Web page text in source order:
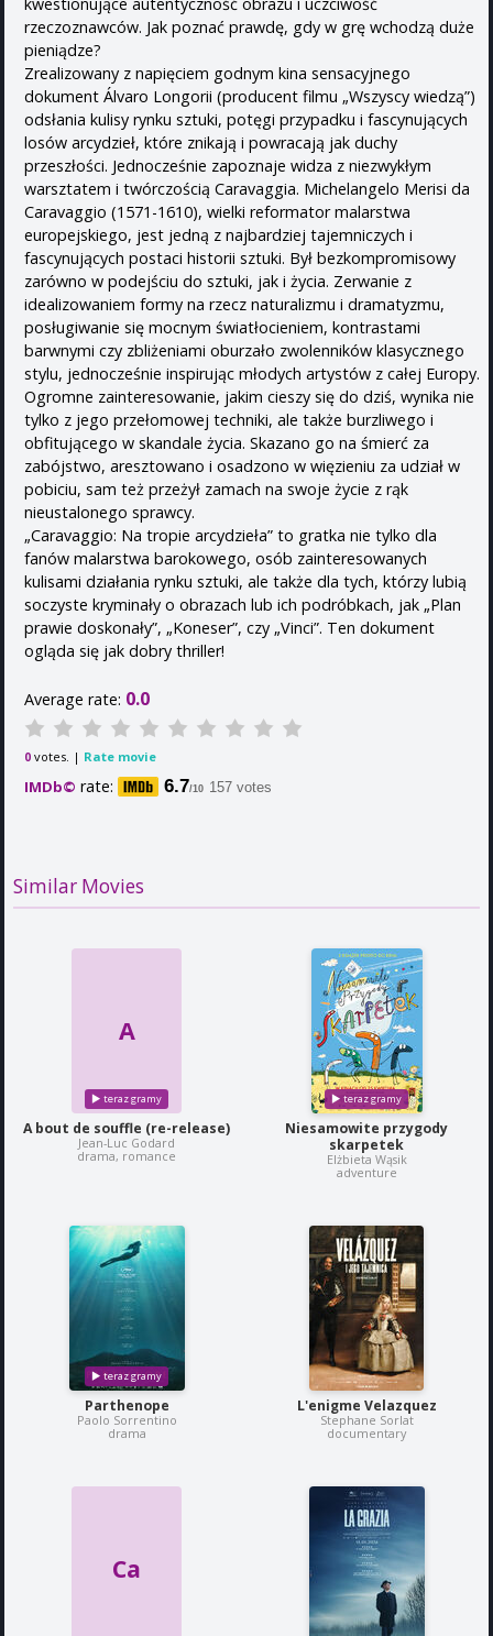
rzeczoznawców. Jak poznać prawdę, gdy w grę wchodzą duże
pieniądze?
Zrealizowany z napięciem godnym kina sensacyjnego
dokument Álvaro Longorii (producent filmu „Wszyscy wiedzą”)
odsłania kulisy rynku sztuki, potęgi przypadku i fascynujących
losów arcydzieł, które znikają i powracają jak duchy
przeszłości. Jednocześnie zapoznaje widza z niezwykłym
warsztatem i twórczością Caravaggia. Michelangelo Merisi da
Caravaggio (1571-1610), wielki reformator malarstwa
europejskiego, jest jedną z najbardziej tajemniczych i
fascynujących postaci historii sztuki. Był bezkompromisowy
zarówno w podejściu do sztuki, jak i życia. Zerwanie z
idealizowaniem formy na rzecz naturalizmu i dramatyzmu,
posługiwanie się mocnym światłocieniem, kontrastami
barwnymi czy zbliżeniami oburzało zwolenników klasycznego
stylu, jednocześnie inspirując młodych artystów z całej Europy.
Ogromne zainteresowanie, jakim cieszy się do dziś, wynika nie
tylko z jego przełomowej techniki, ale także burzliwego i
obfitującego w skandale życia. Skazano go na śmierć za
zabójstwo, aresztowano i osadzono w więzieniu za udział w
pobiciu, sam też przeżył zamach na swoje życie z rąk
nieustalonego sprawcy.
„Caravaggio: Na tropie arcydzieła” to gratka nie tylko dla
fanów malarstwa barokowego, osób zainteresowanych
kulisami działania rynku sztuki, ale także dla tych, którzy lubią
soczyste kryminały o obrazach lub ich podróbkach, jak „Plan
prawie doskonały”, „Koneser”, czy „Vinci”. Ten dokument
ogląda się jak dobry thriller!
Average rate: 0.0
0 votes. | Rate movie
IMDb© rate: 6.7/10 157 votes
Similar Movies
A
A bout de souffle (re-release)
Jean-Luc Godard
drama, romance
Niesamowite przygody
skarpetek
Elżbieta Wąsik
adventure
Parthenope
Paolo Sorrentino
drama
L'enigme Velazquez
Stephane Sorlat
documentary
Ca